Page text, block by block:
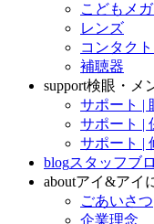
こどもメ
レンズ
コンタク
補聴器
support検眼・メ
サポート |
サポート |
サポート |
blogスタッフブ
aboutアイ&アイ
ごあいさつ
企業理念